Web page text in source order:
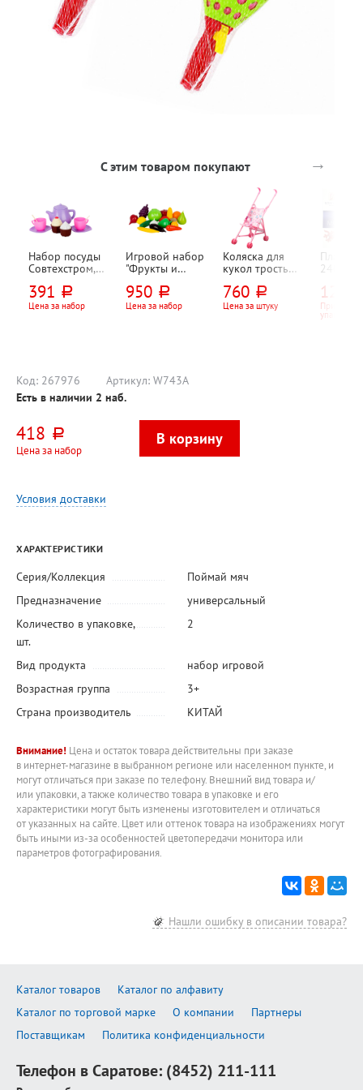
С этим товаром покупают →
Набор посуды
Совтехстром,
пластик, 130мм,
180мм, 150мм
391 руб.
Цена за набор
Игровой набор
"Фрукты и
предметов
950 руб.
Цена за набор
Коляска для
кукол трость
"Феи", с
аксессуарами
760 руб.
Цена за штуку
240г,
стеком
При
упаковок
Код: 267976 Артикул: W743A
Есть в наличии 2 наб.
418 руб.
Цена за набор
Условия доставки
ХАРАКТЕРИСТИКИ
Серия/Коллекция
Поймай мяч
Предназначение
универсальный
Количество в упаковке,
шт.
2
Вид продукта
набор игровой
Возрастная группа
3+
Страна производитель
КИТАЙ
Внимание! Цена и остаток товара действительны при заказе
в интернет-магазине в выбранном регионе или населенном пункте, и
могут отличаться при заказе по телефону. Внешний вид товара и/
или упаковки, а также количество товара в упаковке и его
характеристики могут быть изменены изготовителем и отличаться
от указанных на сайте. Цвет или оттенок товара на изображениях могут
быть иными из-за особенностей цветопередачи монитора или
параметров фотографирования.
Нашли ошибку в описании товара?
Каталог товаров
Каталог по алфавиту
Каталог по торговой марке
О компании
Партнеры
Поставщикам
Политика конфиденциальности
Телефон в Саратове: (8452) 211-111